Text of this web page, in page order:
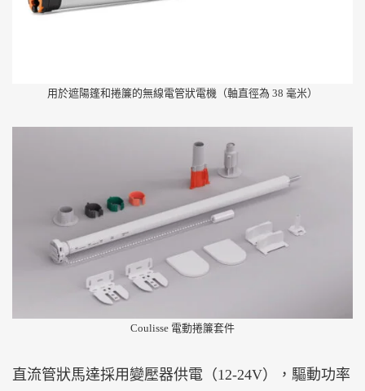
用於遮陽篷和捲簾的無線電管狀電機（軸直徑為 38 毫米）
Coulisse 電動捲簾套件
直流管狀馬達採用變壓器供電（12-24V），驅動功率